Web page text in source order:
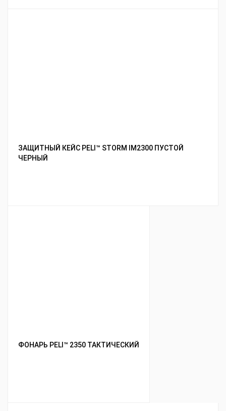
ЗАЩИТНЫЙ КЕЙС PELI™ STORM IM2300 ПУСТОЙ
ЧЕРНЫЙ
ФОНАРЬ PELI™ 2350 ТАКТИЧЕСКИЙ